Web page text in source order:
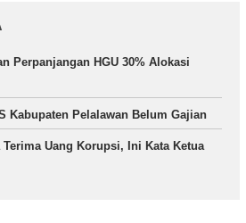
Perpanjangan HGU 30% Alokasi
Kabupaten Pelalawan Belum Gajian
Uang Korupsi, Ini Kata Ketua